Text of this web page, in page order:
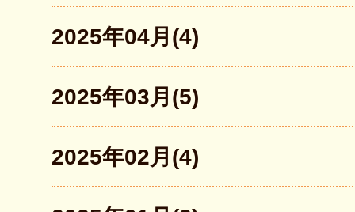
2025年04月(4)
2025年03月(5)
2025年02月(4)